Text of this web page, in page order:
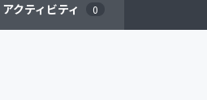
アクティビティ 0